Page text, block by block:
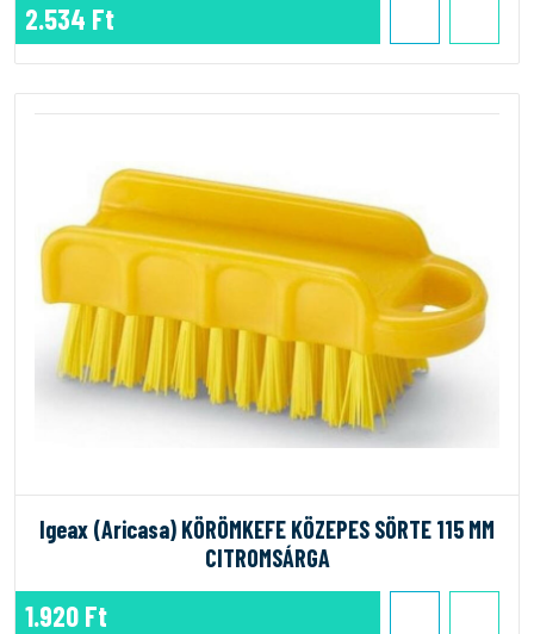
2.534 Ft
Igeax (Aricasa) KÖRÖMKEFE KÖZEPES SÖRTE 115 MM
CITROMSÁRGA
1.920 Ft